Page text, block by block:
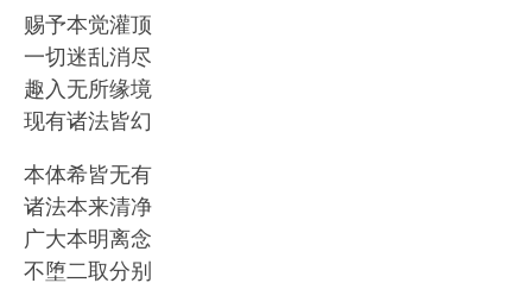
赐予本觉灌顶
一切迷乱消尽
趣入无所缘境
现有诸法皆幻
本体希皆无有
诸法本来清净
广大本明离念
不堕二取分别